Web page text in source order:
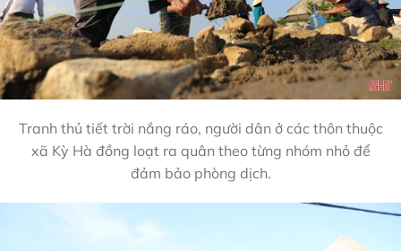
Tranh thủ tiết trời nắng ráo, người dân ở các thôn thuộc
xã Kỳ Hà đồng loạt ra quân theo từng nhóm nhỏ để
đảm bảo phòng dịch.